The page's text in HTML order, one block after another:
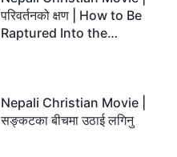
परिवर्तनको क्षण | How to Be
Raptured Into the
Nepali Christian Movie |
सङ्कटका बीचमा उठाई लगिनु